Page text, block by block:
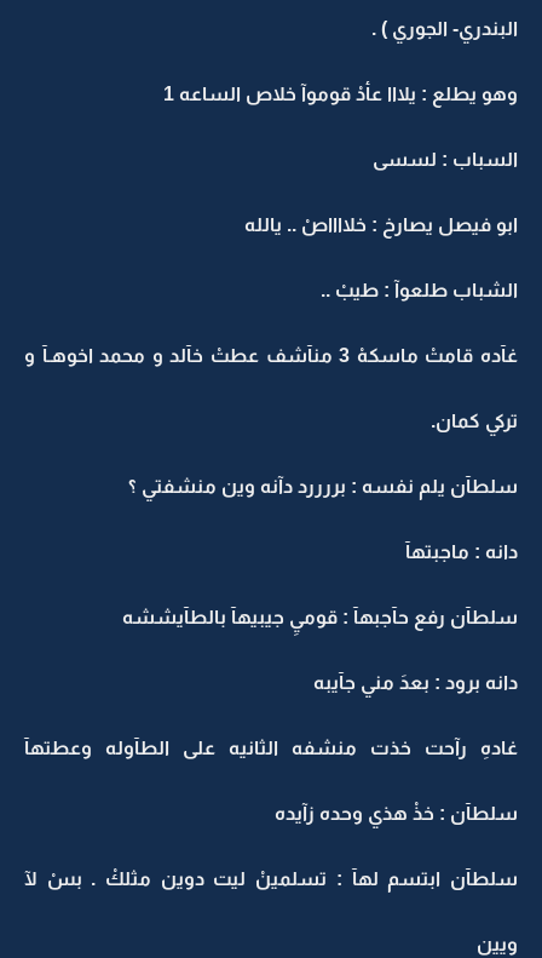
البندري- الجوري ) .
وهو يطلع : يلااا عأدْ قوموآ خلاص الساعه 1
السباب : لسسى
ابو فيصل يصارخ : خلااااصْ .. يالله
الشباب طلعوآ : طيبْ ..
غآده قامتْ ماسكهْ 3 منآشف عطتْ خآلد و محمد اخوهـآ و
تركي كمان.
سلطآن يلم نفسه : بررررد دآنه وين منشفتي ؟
دانه : ماجبتهآ
سلطآن رفع حآجبهآ : قوميِ جيبيهآ بالطآيششه
دانه برود : بعدَ مني جآيبه
غادهِ رآحت خذت منشفه الثانيه على الطآوله وعطتهآ
سلطآن : خذْ هذي وحده زآيده
سلطآن ابتسم لهآ : تسلمينْ ليت دوين مثلكْ . بسْ لآ
ويين